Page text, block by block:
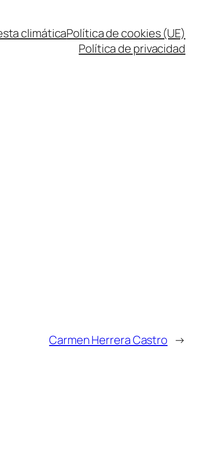
climáticaPolítica de cookies (UE)
Política de privacidad
Carmen Herrera Castro →